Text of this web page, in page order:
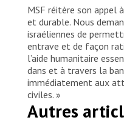
MSF réitère son appel
et durable. Nous
israéliennes de
entrave et de façon
l’aide humanitaire
dans et à travers la
immédiatement aux
civiles. »
Autres